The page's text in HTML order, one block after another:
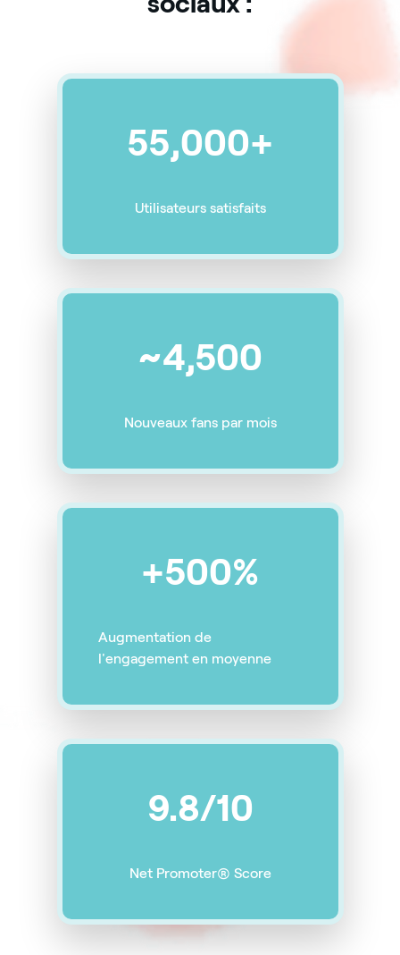
55,000+
Utilisateurs satisfaits
~4,500
Nouveaux fans par mois
+500%
Augmentation de
l'engagement en moyenne
9.8/10
Net Promoter® Score